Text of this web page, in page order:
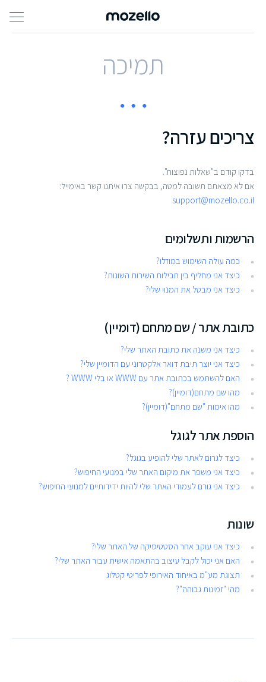
תמיכה
צריכים עזרה?
בדקו קודם ב"שאלות נפוצות".
אם לא מצאתם תשובה למטה, בבקשה צרו איתנו קשר באימייל:
support@mozello.co.il
הרשמות ותשלומים
כמה עולה השימוש במוזלו?
כיצד אני מחליף בין חבילות השירות השונות?
כיצד אני מבטל את המנוי שלי?
כתובת אתר / שם מתחם (דומיין)
כיצד אני משנה את כתובת האתר שלי?
כיצד אני יוצר תיבת דואר אלקטרוני עם הדומיין שלי?
האם להשתמש בכתובת אתר עם WWW או בלי WWW ?
מהו שם מתחם(דומיין)?
מהו אימות "שם מתחם"(דומיין)?
הוספת אתר לגוגל
כיצד לגרום לאתר שלי להופיע בגוגל?
כיצד אני משפר את מיקום האתר שלי במנועי החיפוש?
כיצד אני גורם לעמודי האתר שלי להיות ידידותיים למנועי החיפוש?
שונות
כיצד אני עוקב אחר הסטטיסיקה של האתר שלי?
האם אני יכול לקבל עיצוב בהתאמה אישית עבור האתר שלי?
תצוגת מע"מ באיחוד האירופי לפריטי קטלוג
מהי "זמינות גבוהה"?